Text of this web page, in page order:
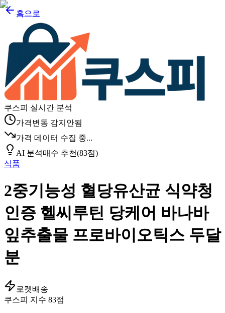
홈으로
쿠스피 실시간 분석
가격변동 감지안됨
가격 데이터 수집 중...
AI 분석매수 추천(83점)
식품
2중기능성 혈당유산균 식약청
인증 헬씨루틴 당케어 바나바
잎추출물 프로바이오틱스 두달
분
로켓배송
쿠스피 지수 83점